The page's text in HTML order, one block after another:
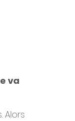
va
Alors